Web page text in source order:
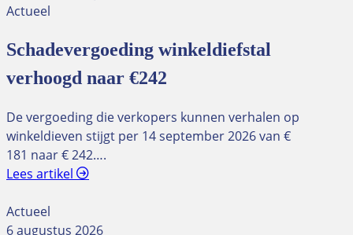
Actueel
Schadevergoeding winkeldiefstal
verhoogd naar €242
De vergoeding die verkopers kunnen verhalen op
winkeldieven stijgt per 14 september 2026 van €
181 naar € 242….
Lees artikel
Actueel
6 augustus 2026